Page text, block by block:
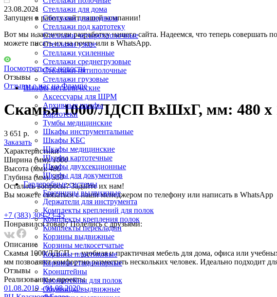
Стеллажи для дома
Стеллажи для подвала
Стеллажи под картотеку
Стеллажи четырехполочные
Стеллажи узкие
Стеллажи усиленные
Стеллажи среднегрузовые
Стеллажи пятиполочные
Стеллажи грузовые
Шкафы металлические
Аксессуары для ШРМ
Архивные шкафы
Картотеки
Тумбы медицинские
Шкафы инструментальные
Шкафы КБС
Шкафы медицинские
Шкафы картотечные
Шкафы двухсекционные
Шкафы для документов
Гардеробные системы
Брючницы выдвижные
Держатели для инструмента
Комплекты креплений для полок
Комплекты крепления полок
Комплекты перекладин
Корзины выдвижные
Корзины мелкосетчатые
Корзины пластиковые
Корзины стационарные
Кронштейны
Кронштейны для полок
Обувницы выдвижные
23.08.2021
Запущен в работу сайт нашей компании!
Вот мы и закончили разработку нашего сайта. Надеемся, что теперь
можете писать их на почту или в WhatsApp.
Посмотреть все новости
Отзывы
Отзывы о нас на Флампе
Скамья 1000/ЛДСП ВхШхГ, мм: 480 х
3 651 р.
Заказать
Характеристики
Ширина (мм):1000
Высота (мм):480
Глубина (мм):350
Остались вопросы? Задайте их нам!
Вы можете связаться с наши менеджером по телефону или написать в WhatsApp
+7 (383) 309-23-45
Понравился товар? Поделись с друзьями:
Описание
Скамья 1000/ЛДСП — удобная и практичная мебель для дома, офиса или
мм позволяют комфортно разместить нескольких человек. Идеально подходит
Отзывы
Реализованныe проекты
01.08.2019 - 01.08.2020